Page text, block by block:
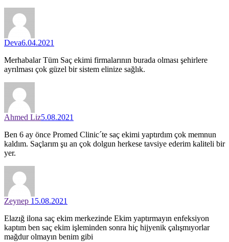
Deva6.04.2021
Merhabalar Tüm Saç ekimi firmalarının burada olması şehirlere
ayrılması çok güzel bir sistem elinize sağlık.
Ahmed Liz5.08.2021
Ben 6 ay önce Promed Clinic´te saç ekimi yaptırdım çok memnun
kaldım. Saçlarım şu an çok dolgun herkese tavsiye ederim kaliteli bir
yer.
Zeynep 15.08.2021
Elazığ ilona saç ekim merkezinde Ekim yaptırmayın enfeksiyon
kaptım ben saç ekim işleminden sonra hiç hijyenik çalışmıyorlar
mağdur olmayın benim gibi